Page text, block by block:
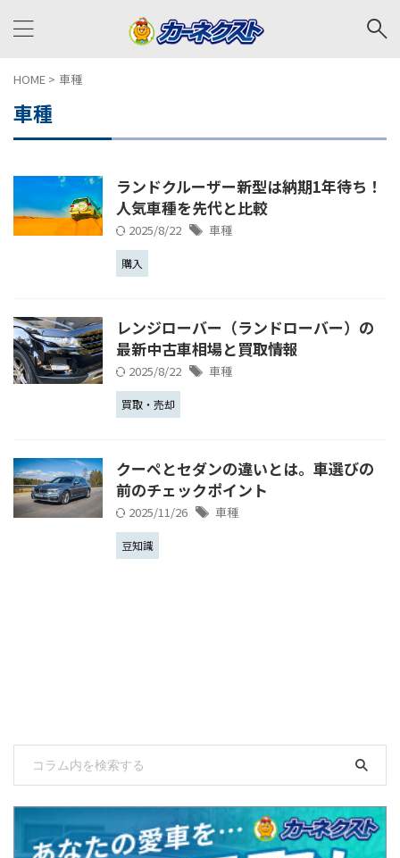
HOME > 車種
車種
ランドクルーザー新型は納期1年待ち！
人気車種を先代と比較
2025/8/22 車種
購入
レンジローバー（ランドローバー）の
最新中古車相場と買取情報
2025/8/22 車種
買取・売却
クーペとセダンの違いとは。車選びの
前のチェックポイント
2025/11/26 車種
豆知識